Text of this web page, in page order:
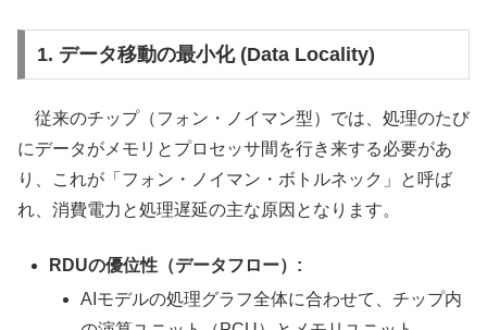
1. データ移動の最小化 (Data Locality)
従来のチップ（フォン・ノイマン型）では、処理のたび
にデータがメモリとプロセッサ間を行き来する必要があ
り、これが「フォン・ノイマン・ボトルネック」と呼ば
れ、消費電力と処理遅延の主な原因となります。
RDUの優位性（データフロー）:
AIモデルの処理グラフ全体に合わせて、チップ内